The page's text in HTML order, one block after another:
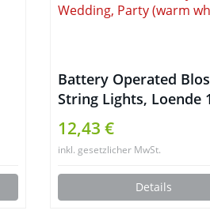
Battery Operated
String Lights, Loende
50LED Fairy Flower
Christmas Decorative
Lighting for Indoor,
Bedroom, Outdoor,
Patio, Holiday,
12,43 €
inkl. gesetzlicher MwSt.
Details